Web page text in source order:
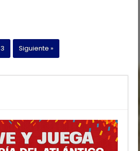
3 Siguiente »